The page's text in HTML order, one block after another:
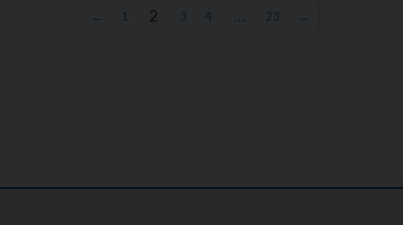
← 1 2 3 4 … 23 →